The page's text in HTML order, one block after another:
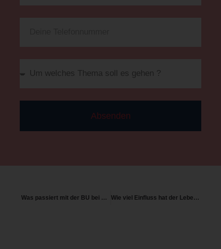
Absenden
Was passiert mit der BU bei Weltreise oder längerer Auszeit Wie viel Einfluss hat der Lebensstil auf die BU